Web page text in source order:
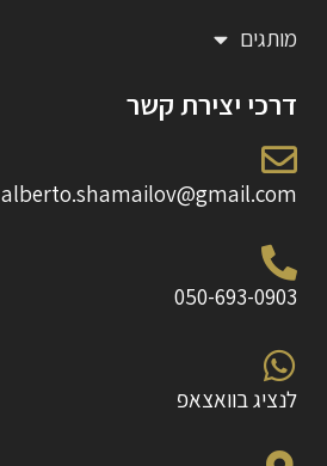
מותגים
דרכי יצירת קשר
alberto.shamailov@gmail.com
050-693-0903
לנציג בוואצאפ